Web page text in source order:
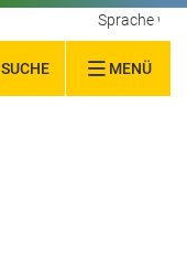
SUCHE MENÜ
Sprache